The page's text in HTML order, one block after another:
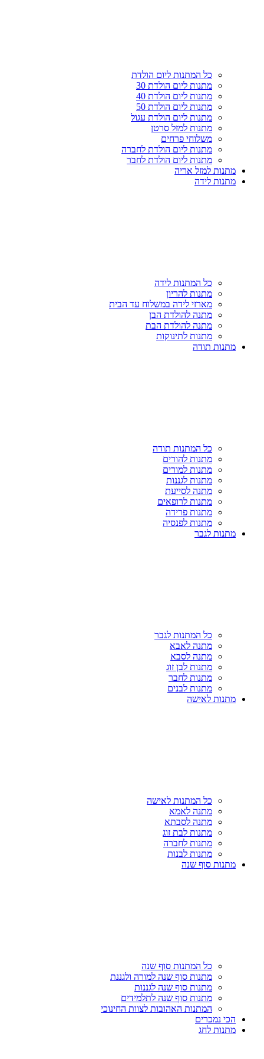
כל המתנות ליום הולדת
מתנות ליום הולדת 30
מתנות ליום הולדת 40
מתנות ליום הולדת 50
מתנות ליום הולדת עגול
מתנות למזל סרטן
משלוחי פרחים
מתנות ליום הולדת לחברה
מתנות ליום הולדת לחבר
מתנות למזל אריה
מתנות לידה
כל המתנות לידה
מתנות להריון
מארזי לידה במשלוח עד הבית
מתנה להולדת הבן
מתנה להולדת הבת
מתנות לתינוקות
מתנות תודה
כל המתנות תודה
מתנות להורים
מתנות למורים
מתנות לגננות
מתנה לסייעת
מתנות לרופאים
מתנות פרידה
מתנות לפנסיה
מתנות לגבר
כל המתנות לגבר
מתנה לאבא
מתנה לסבא
מתנות לבן זוג
מתנות לחבר
מתנות לבנים
מתנות לאישה
כל המתנות לאישה
מתנה לאמא
מתנה לסבתא
מתנות לבת זוג
מתנות לחברה
מתנות לבנות
מתנות סוף שנה
כל המתנות סוף שנה
מתנות סוף שנה למורה ולגננת
מתנות סוף שנה לגננות
מתנות סוף שנה לתלמידים
המתנות האהובות לצוות החינוכי
הכי נמכרים
מתנות לחג